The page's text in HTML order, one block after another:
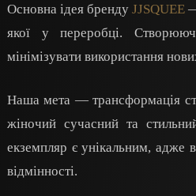
Основна ідея бренду JJSQUEE
якої у переробці.
мінімізувати використання
Наша мета — трансформація
жіночий сучасний та
екземпляр є унікальним, адже
відмінності.